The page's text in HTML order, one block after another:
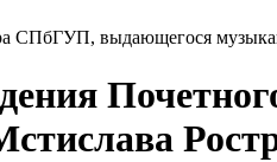
СПбГУП, выдающегося